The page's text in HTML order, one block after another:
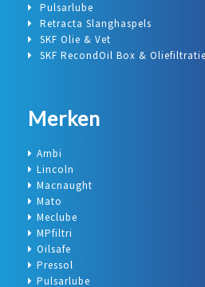
Pulsarlube
Retracta Slanghaspels
SKF Olie & Vet
SKF RecondOil Box & Oliefiltratie
Merken
Ambi
Lincoln
Macnaught
Mato
Meclube
MPfiltri
Oilsafe
Pressol
Pulsarlube